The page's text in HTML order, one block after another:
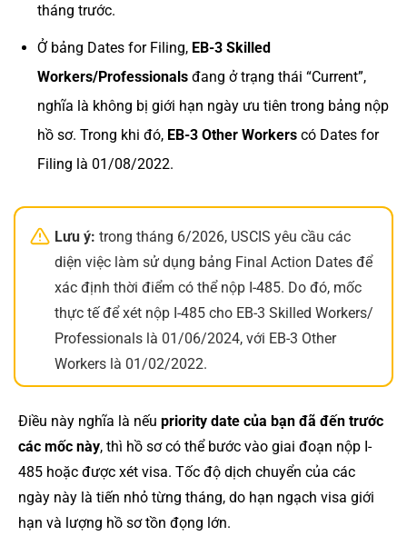
tháng trước.
Ở bảng Dates for Filing, EB-3 Skilled
Workers/Professionalsđang ở trạng thái “Current”,
nghĩa là không bị giới hạn ngày ưu tiên trong bảng nộp
hồ sơ. Trong khi đó, EB-3 Other Workerscó Dates for
Filing là 01/08/2022.
Lưu ý: trong tháng 6/2026, USCIS yêu cầu các
diện việc làm sử dụng bảng Final Action Dates để
xác định thời điểm có thể nộp I-485. Do đó, mốc
thực tế để xét nộp I-485 cho EB-3 Skilled Workers/
Professionals là 01/06/2024, với EB-3 Other
Workers là 01/02/2022.
Điều này nghĩa là nếu priority date của bạn đã đến trước
các mốc này, thì hồ sơ có thể bước vào giai đoạn nộp I-
485 hoặc được xét visa. Tốc độ dịch chuyển của các
ngày này là tiến nhỏ từng tháng, do hạn ngạch visa giới
hạn và lượng hồ sơ tồn đọng lớn.